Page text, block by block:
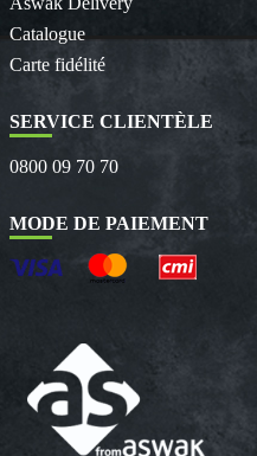
Catalogue
Carte fidélité
SERVICE CLIENTÈLE
0800 09 70 70
MODE DE PAIEMENT